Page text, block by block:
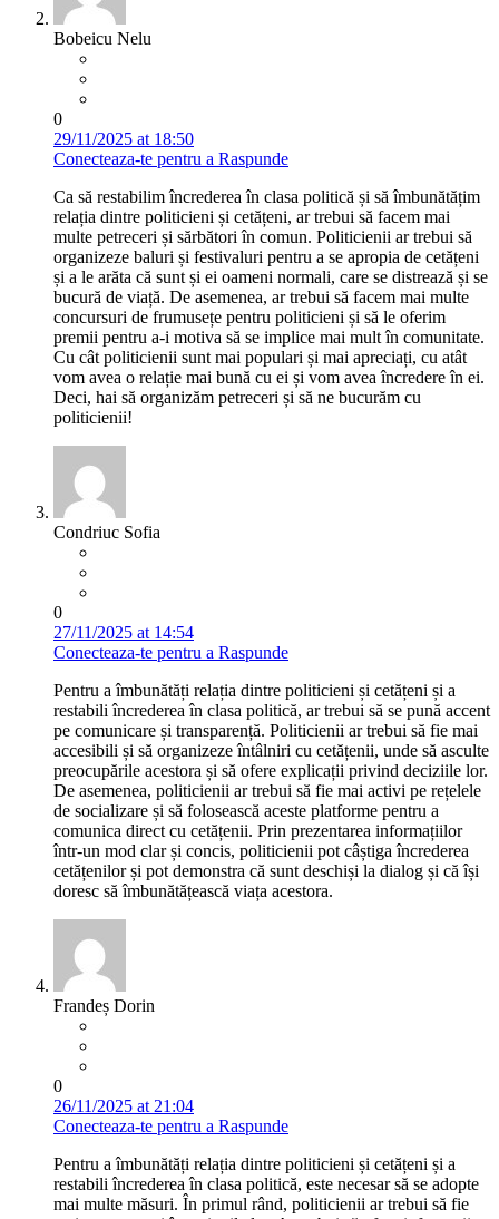
Bobeicu Nelu
0
29/11/2025 at 18:50
Conecteaza-te pentru a Raspunde
Ca să restabilim încrederea în clasa politică și să îmbunătățim
relația dintre politicieni și cetățeni, ar trebui să facem mai
multe petreceri și sărbători în comun. Politicienii ar trebui să
organizeze baluri și festivaluri pentru a se apropia de cetățeni
și a le arăta că sunt și ei oameni normali, care se distrează și se
bucură de viață. De asemenea, ar trebui să facem mai multe
concursuri de frumusețe pentru politicieni și să le oferim
premii pentru a-i motiva să se implice mai mult în comunitate.
Cu cât politicienii sunt mai populari și mai apreciați, cu atât
vom avea o relație mai bună cu ei și vom avea încredere în ei.
Deci, hai să organizăm petreceri și să ne bucurăm cu
politicienii!
Condriuc Sofia
0
27/11/2025 at 14:54
Conecteaza-te pentru a Raspunde
Pentru a îmbunătăți relația dintre politicieni și cetățeni și a
restabili încrederea în clasa politică, ar trebui să se pună accent
pe comunicare și transparență. Politicienii ar trebui să fie mai
accesibili și să organizeze întâlniri cu cetățenii, unde să asculte
preocupările acestora și să ofere explicații privind deciziile lor.
De asemenea, politicienii ar trebui să fie mai activi pe rețelele
de socializare și să folosească aceste platforme pentru a
comunica direct cu cetățenii. Prin prezentarea informațiilor
într-un mod clar și concis, politicienii pot câștiga încrederea
cetățenilor și pot demonstra că sunt deschiși la dialog și că își
doresc să îmbunătățească viața acestora.
Frandeș Dorin
0
26/11/2025 at 21:04
Conecteaza-te pentru a Raspunde
Pentru a îmbunătăți relația dintre politicieni și cetățeni și a
restabili încrederea în clasa politică, este necesar să se adopte
mai multe măsuri. În primul rând, politicienii ar trebui să fie